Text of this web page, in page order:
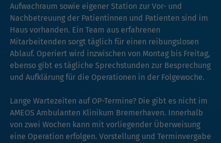
Aufwachraum sowie eigener Station zur Vor- und
Nachbetreuung der Patientinnen und Patienten sind im
Haus vorhanden. Ein Team aus erfahrenen
Mitarbeitenden sorgt täglich für einen reibungslosen
Ablauf. Operiert wird inzwischen von Montag bis Freitag,
ebenso gibt es tägliche Sprechstunden zur Besprechung
und Aufklärung für die Operationen in der Folgewoche.
Lange Wartezeiten auf OP-Termine? Die gibt es nicht im
AMEOS Ambulanten Klinikum Bremerhaven. Innerhalb
von zwei Wochen kann mit vorliegender Überweisung
eine Operation erfolgen. Vorstellung und Terminvergabe